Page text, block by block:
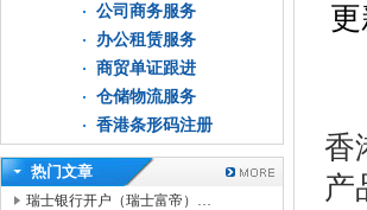
公司商务服务
办公租赁服务
商贸单证跟进
仓储物流服务
香港条形码注册
热门文章
瑞士银行开户（瑞士富帝）…
更
香
产